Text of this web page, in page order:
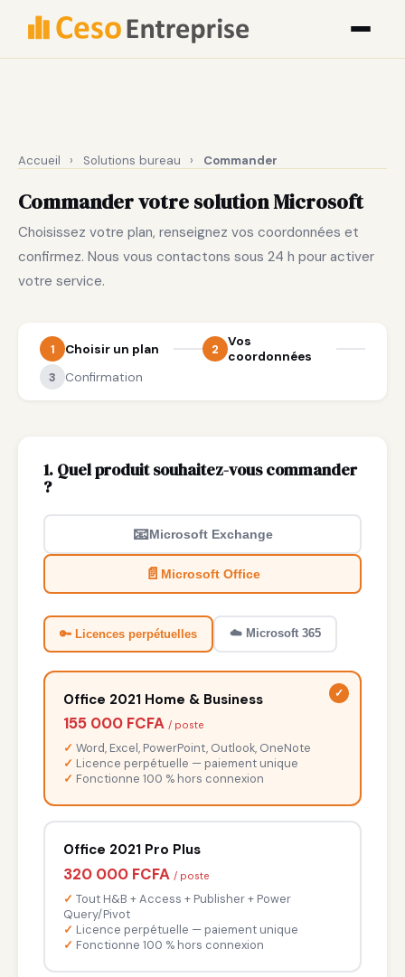
Accueil › Solutions bureau › Commander
Commander votre solution Microsoft
Choisissez votre plan, renseignez vos coordonnées et
confirmez. Nous vous contactons sous 24 h pour activer
votre service.
1 Choisir un plan 2
Vos
coordonnées
3
Confirmation
1. Quel produit souhaitez-vous commander
?
📧Microsoft Exchange
📄 Microsoft Office
🔑 Licences perpétuelles ☁️ Microsoft 365
Office 2021 Home & Business
155 000 FCFA / poste
Word, Excel, PowerPoint, Outlook, OneNote
Licence perpétuelle — paiement unique
Fonctionne 100 % hors connexion
Office 2021 Pro Plus
320 000 FCFA / poste
Tout H&B + Access + Publisher + Power
Query/Pivot
Licence perpétuelle — paiement unique
Fonctionne 100 % hors connexion